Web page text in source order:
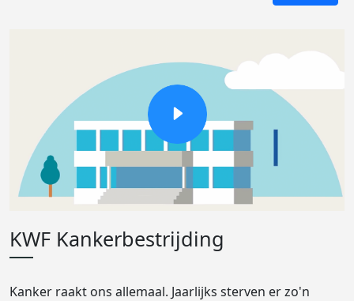
KWF Kankerbestrijding
Kanker raakt ons allemaal. Jaarlijks sterven er zo'n